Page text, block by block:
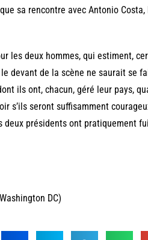
sa rencontre avec Antonio
les deux hommes, qui estiment,
devant de la scène ne saurait se
ils ont, chacun, géré leur pays,
s’ils seront suffisamment
deux présidents ont pratiquement
DC)